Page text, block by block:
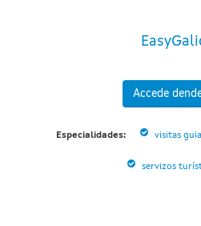
Accede
Especialidades: visitas
servizos